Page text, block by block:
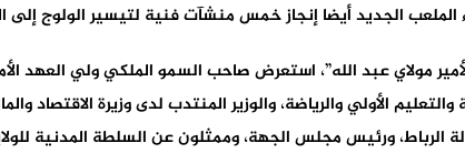
الملعب الجديد أيضا إنجاز خمس منشآت فنية لتيسير الولوج
مولاي عبد الله”، استعرض صاحب السمو الملكي ولي العهد
الأولي والرياضة، والوزير المنتدب لدى وزيرة الاقتصاد
الرباط، ورئيس مجلس الجهة، وممثلون عن السلطة المدنية